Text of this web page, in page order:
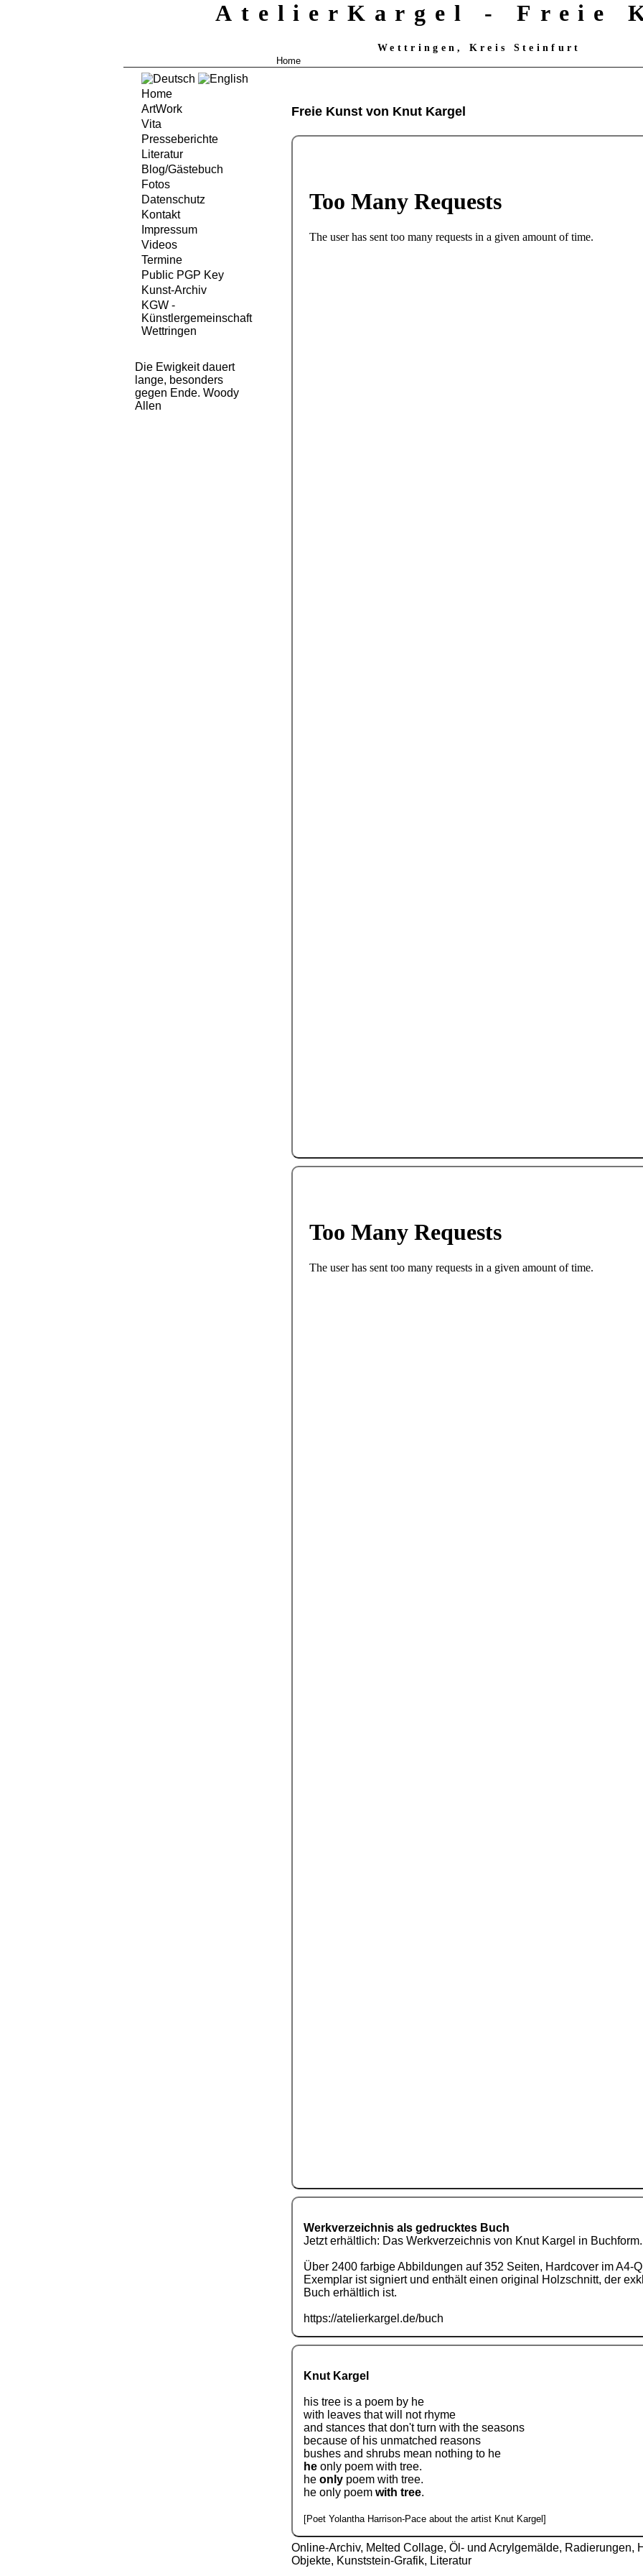
AtelierKargel - Freie
Wettringen, Kreis Steinfurt
Home
Freie Kunst von Knut Kargel
Werkverzeichnis als gedrucktes Buch
Jetzt erhältlich: Das Werkverzeichnis von Knut Kargel in Buchform.
Über 2400 farbige Abbildungen auf 352 Seiten, Hardcover im A4-
Exemplar ist signiert und enthält einen original Holzschnitt, der
Buch erhältlich ist.
https://atelierkargel.de/buch
Knut Kargel
his tree is a poem by he
with leaves that will not rhyme
and stances that don't turn with the seasons
because of his unmatched reasons
bushes and shrubs mean nothing to he
he only poem with tree.
he only poem with tree.
he only poem with tree.
[Poet Yolantha Harrison-Pace about the artist Knut Kargel]
Online-Archiv, Melted Collage, Öl- und Acrylgemälde, Radierungen,
Objekte, Kunststein-Grafik, Literatur
Home
ArtWork
Vita
Presseberichte
Literatur
Blog/Gästebuch
Fotos
Datenschutz
Kontakt
Impressum
Videos
Termine
Public PGP Key
Kunst-Archiv
KGW -
Künstlergemeinschaft
Wettringen
Die Ewigkeit dauert
lange, besonders
gegen Ende. Woody
Allen